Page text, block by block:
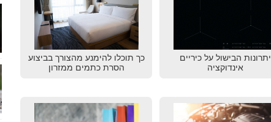
יתרונות הבישול על כיריים
אינדוקציה
כך תוכלו להימנע מהצורך בביצוע
הסרת כתמים ממזרון